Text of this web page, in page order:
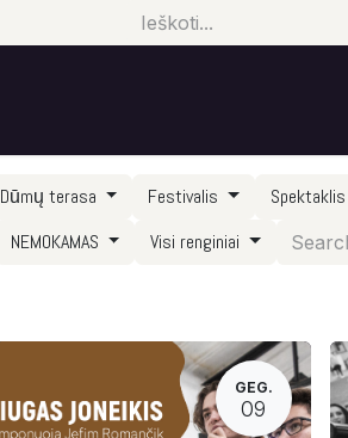
Dūmų terasa Festivalis Spektaklis
NEMOKAMAS
Visi renginiai
GEG.
09